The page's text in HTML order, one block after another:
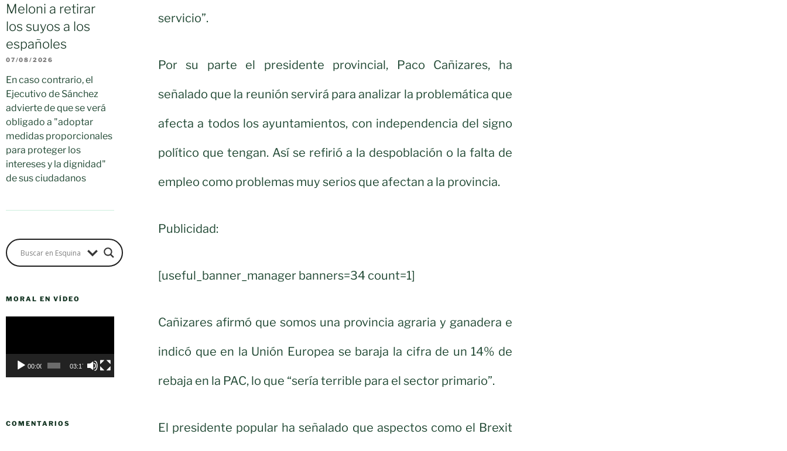
Meloni a retirar
los suyos a los
españoles
07/08/2026
En caso contrario, el
Ejecutivo de Sánchez
advierte de que se verá
obligado a "adoptar
medidas proporcionales
para proteger los
intereses y la dignidad"
de sus ciudadanos
MORAL EN VÍDEO
00:00 03:17
COMENTARIOS
servicio”.
Por su parte el presidente provincial, Paco Cañizares, ha
señalado que la reunión servirá para analizar la problemática que
afecta a todos los ayuntamientos, con independencia del signo
político que tengan. Así se refirió a la despoblación o la falta de
empleo como problemas muy serios que afectan a la provincia.
Publicidad:
[useful_banner_manager banners=34 count=1]
Cañizares afirmó que somos una provincia agraria y ganadera e
indicó que en la Unión Europea se baraja la cifra de un 14% de
rebaja en la PAC, lo que “sería terrible para el sector primario”.
El presidente popular ha señalado que aspectos como el Brexit